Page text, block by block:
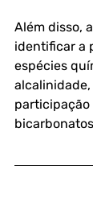
Além disso,
identificar a
espécies
participação